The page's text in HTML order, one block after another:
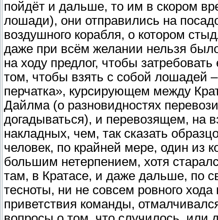
пойдёт и дальше, то им в скором
лошади), они отправились на
воздушного корабля, о котором
даже при всём желании нельзя
на ходу предлог, чтобы
том, чтобы взять с собой лошадей
перчатка», курсирующем между
Дайлма (о разновидностях
догадываться), и перевозящем, на
накладных, чем, так сказать
человек, по крайней мере, один из
большим нетерпением, хотя
там, в Кратасе, и даже дальше, по
тесноты, ни не совсем ровного
приветствия команды,